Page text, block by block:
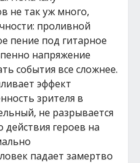
не так уж много,
проливной
пение под гитарное
напряжение
события все сложнее.
эффект
зрителя в
не разрывается
действия героев на
падает замертво